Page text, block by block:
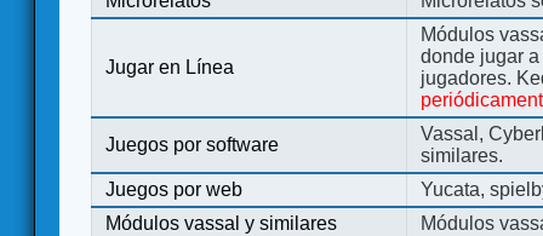
Jugar en Línea
Módulos
donde jugar
jugadores.
Juegos por software
Vassal,
similares.
Juegos por web
Yucata,
Módulos vassal y similares
Módulos